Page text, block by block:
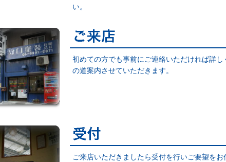
い。
初めての方でも事前にご連絡いただければ詳し
の道案内させていただきます。
ご来店いただきましたら受付を行いご要望をお